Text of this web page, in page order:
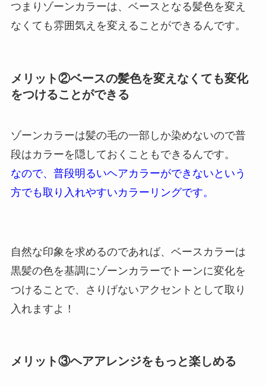
つまりゾーンカラーは、ベースとなる髪色を変え
なくても雰囲気えを変えることができるんです。
メリット②ベースの髪色を変えなくても変化
をつけることができる
ゾーンカラーは髪の毛の一部しか染めないので普
段はカラーを隠しておくこともできるんです。
なので、普段明るいヘアカラーができないという
方でも取り入れやすいカラーリングです。
自然な印象を求めるのであれば、ベースカラーは
黒髪の色を基調にゾーンカラーでトーンに変化を
つけることで、さりげないアクセントとして取り
入れますよ！
メリット③ヘアアレンジをもっと楽しめる